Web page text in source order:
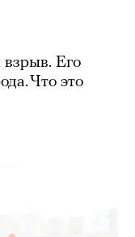
Его
Что это